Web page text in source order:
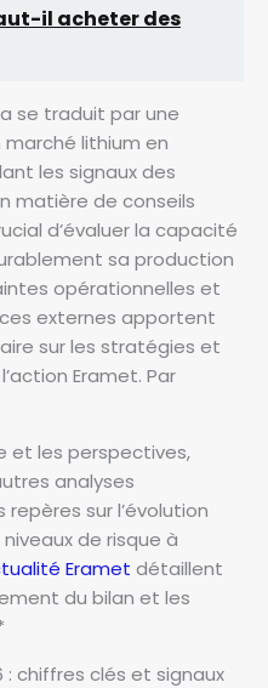
il acheter des
se traduit par une
lithium en
les signaux des
matière de conseils
d’évaluer la capacité
sa production
opérationnelles et
externes apportent
sur les stratégies et
Eramet. Par
et les perspectives,
analyses
sur l’évolution
de risque à
Eramet détaillent
du bilan et les
: chiffres clés et signaux